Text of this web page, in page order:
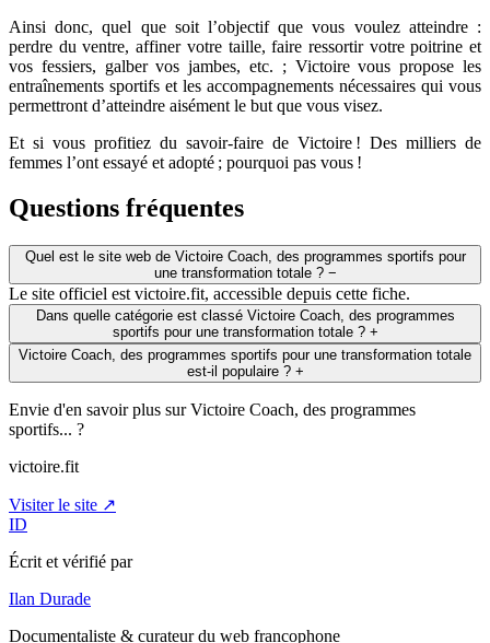
Ainsi donc, quel que soit l’objectif que vous voulez atteindre :
perdre du ventre, affiner votre taille, faire ressortir votre poitrine et
vos fessiers, galber vos jambes, etc. ; Victoire vous propose les
entraînements sportifs et les accompagnements nécessaires qui vous
permettront d’atteindre aisément le but que vous visez.
Et si vous profitiez du savoir-faire de Victoire ! Des milliers de
femmes l’ont essayé et adopté ; pourquoi pas vous !
Questions fréquentes
Quel est le site web de Victoire Coach, des programmes sportifs pour
une transformation totale ? −
Le site officiel est victoire.fit, accessible depuis cette fiche.
Dans quelle catégorie est classé Victoire Coach, des programmes
sportifs pour une transformation totale ? +
Victoire Coach, des programmes sportifs pour une transformation totale
est-il populaire ? +
Envie d'en savoir plus sur Victoire Coach, des programmes
sportifs... ?
victoire.fit
Visiter le site ↗
ID
Écrit et vérifié par
Ilan Durade
Documentaliste & curateur du web francophone